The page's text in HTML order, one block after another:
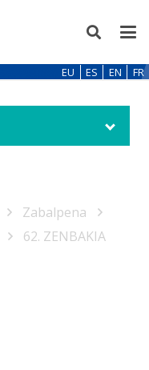
EU ES EN FR
Zabalpena
62. ZENBAKIA